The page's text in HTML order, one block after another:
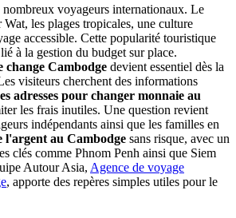
voyageurs internationaux. Le
les plages tropicales, une culture
accessible. Cette popularité touristique
à la gestion du budget sur place.
change Cambodge devient essentiel dès la
visiteurs cherchent des informations
adresses pour changer monnaie au
les frais inutiles. Une question revient
indépendants ainsi que les familles en
l'argent au Cambodge sans risque, avec un
clés comme Phnom Penh ainsi que Siem
Autour Asia, Agence de voyage
, apporte des repères simples utiles pour le